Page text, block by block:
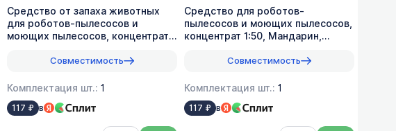
Средство от запаха животных
для роботов-пылесосов и
моющих пылесосов, концентрат
Совместимость
Комплектация шт.:1
117 ₽ в
Средство для роботов-
пылесосов и моющих пылесосов,
концентрат 1:50, Мандарин,
Совместимость
Комплектация шт.:1
117 ₽ в